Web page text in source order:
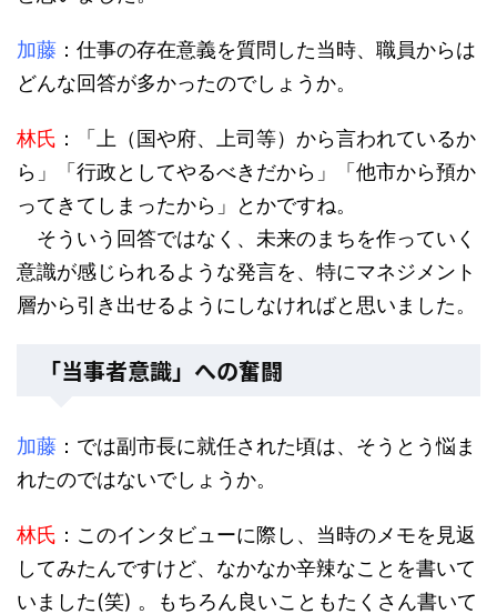
加藤 ：仕事の存在意義を質問した当時、職員からは
どんな回答が多かったのでしょうか。
林氏 ：「上（国や府、上司等）から言われているか
ら」「行政としてやるべきだから」「他市から預か
ってきてしまったから」とかですね。
そういう回答ではなく、未来のまちを作っていく
意識が感じられるような発言を、特にマネジメント
層から引き出せるようにしなければと思いました。
「当事者意識」への奮闘
加藤 ：では副市長に就任された頃は、そうとう悩ま
れたのではないでしょうか。
林氏 ：このインタビューに際し、当時のメモを見返
してみたんですけど、なかなか辛辣なことを書いて
いました(笑) 。もちろん良いこともたくさん書いて